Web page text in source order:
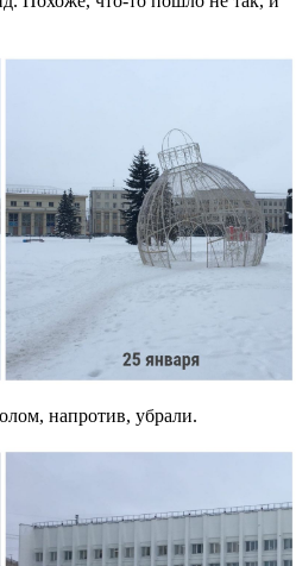
напротив, убрали.